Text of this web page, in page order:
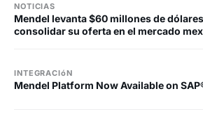
NOTICIAS
Mendel levanta $60 millones de
consolidar su oferta en el mercado
INTEGRACIóN
Mendel Platform Now Available on